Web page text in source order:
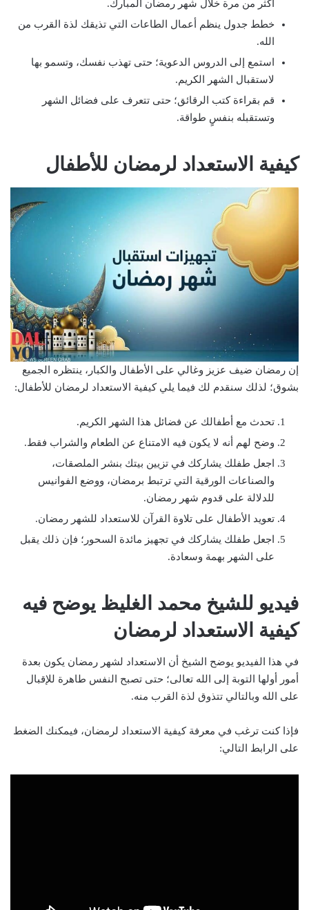
أكثر من مرة خلال شهر رمضان المبارك.
خطط جدول ينظم أعمال الطاعات التي تذيقك لذة القرب من
الله.
استمع إلى الدروس الدعوية؛ حتى تهذب نفسك، وتسمو بها
لاستقبال الشهر الكريم.
قم بقراءة كتب الرقائق؛ حتى تتعرف على فضائل الشهر
وتستقبله بنفسٍ طواقة.
كيفية الاستعداد لرمضان للأطفال
إن رمضان ضيف عزيز وغالي على الأطفال والكبار، ينتظره الجميع
بشوق؛ لذلك سنقدم لك فيما يلي كيفية الاستعداد لرمضان للأطفال:
تحدث مع أطفالك عن فضائل هذا الشهر الكريم.
وضح لهم أنه لا يكون فيه الامتناع عن الطعام والشراب فقط.
اجعل طفلك يشاركك في تزيين بيتك بنشر الملصقات،
والصناعات الورقية التي ترتبط برمضان، ووضع الفوانيس
للدلالة على قدوم شهر رمضان.
تعويد الأطفال على تلاوة القرآن للاستعداد للشهر رمضان.
اجعل طفلك يشاركك في تجهيز مائدة السحور؛ فإن ذلك يقبل
على الشهر بهمة وسعادة.
فيديو للشيخ محمد الغليظ يوضح فيه
كيفية الاستعداد لرمضان
في هذا الفيديو يوضح الشيخ أن الاستعداد لشهر رمضان يكون بعدة
أمور أولها التوبة إلى الله تعالى؛ حتى تصبح النفس طاهرة للإقبال
على الله وبالتالي تتذوق لذة القرب منه.
فإذا كنت ترغب في معرفة كيفية الاستعداد لرمضان، فيمكنك الضغط
على الرابط التالي: